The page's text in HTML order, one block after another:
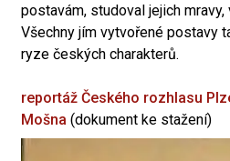
postavám, studoval jejich mravy,
Všechny jím vytvořené postavy
ryze českých charakterů.
reportáž Českého rozhlasu
Mošna (dokument ke stažení)